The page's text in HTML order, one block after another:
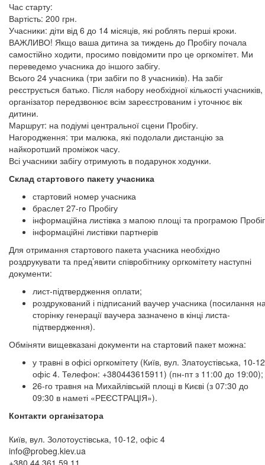
Час старту:
Вартість: 200 грн.
Учасники: діти від 6 до 14 місяців, які роблять перші кроки.
ВАЖЛИВО! Якщо ваша дитина за тиждень до Пробігу почала
самостійно ходити, просимо повідомити про це оргкомітет. Ми
переведемо учасника до іншого забігу.
Всього 24 учасника (три забіги по 8 учасників). На забіг
реєструється батько. Після набору необхідної кількості учасників,
організатор передзвонює всім зареєстрованим і уточнює вік
дитини.
Маршрут: на подіумі центральної сцени Пробігу.
Нагородження: три малюка, які подолали дистанцію за
найкоротший проміжок часу.
Всі учасники забігу отримують в подарунок ходунки.
Склад стартового пакету учасника
стартовий номер учасника
браслет 27-го Пробігу
інформаційна листівка з мапою площі та програмою
інформаційні листівки партнерів
Для отримання стартового пакета учасника необхідно
роздрукувати та пред’явити співробітнику оргкомітету наступні
документи:
лист-підтвердження оплати;
роздрукований і підписаний ваучер учасника (посилання
сторінку генерації ваучера зазначено в кінці листа-
підтвердження).
Обміняти вищевказані документи на стартовий пакет можна:
у травні в офісі оргкомітету (Київ, вул. Златоустівська, 10-
офіс 4. Телефон: +380443615911) (пн-пт з 11:00 до 19:00);
26-го травня на Михайлівській площі в Києві (з 07:30 до
09:30 в наметі «РЕЄСТРАЦІЯ»).
Контакти організатора
Київ, вул. Золотоустівська, 10-12, офіс 4
info@probeg.kiev.ua
+380 44 361 59 11